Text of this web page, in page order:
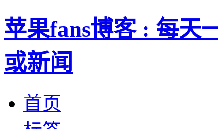
苹果fans博客 : 每天
或新闻
首页